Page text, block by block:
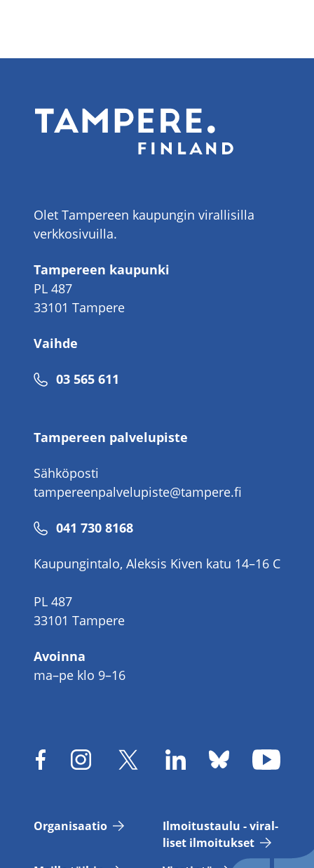
Olet Tampereen kaupungin virallisilla
verkkosivuilla.
Tampereen kaupunki
PL 487
33101 Tampere
Vaihde
Puhelinnumero
03 565 611
Tampereen palvelupiste
Sähköposti
tampereenpalvelupiste@tampere.fi
Puhelinnumero
041 730 8168
Kaupungintalo, Aleksis Kiven katu 14–16 C
PL 487
33101 Tampere
Avoinna
ma–pe klo 9–16
Or­ga­ni­saa­tio
Il­moi­tus­tau­lu - vi­ral­
li­set il­moi­tuk­set